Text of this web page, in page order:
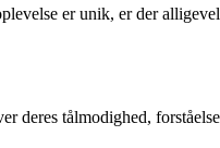
er unik, er der
tålmodighed,